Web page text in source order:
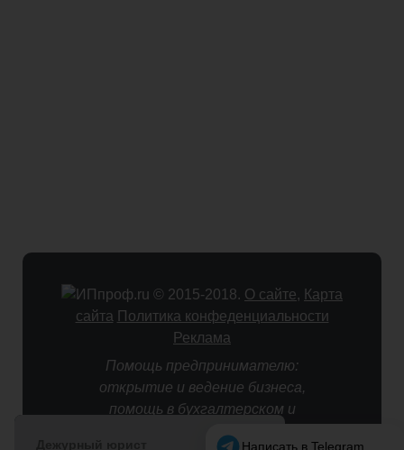
© 2015-2018. О сайте, Карта
сайта Политика конфеденциальности
Реклама
Помощь предпринимателю:
открытие и ведение бизнеса,
помощь в бухгалтерском и